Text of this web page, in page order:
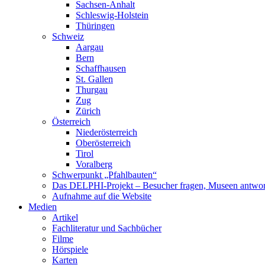
Sachsen-Anhalt
Schleswig-Holstein
Thüringen
Schweiz
Aargau
Bern
Schaffhausen
St. Gallen
Thurgau
Zug
Zürich
Österreich
Niederösterreich
Oberösterreich
Tirol
Voralberg
Schwerpunkt „Pfahlbauten“
Das DELPHI-Projekt – Besucher fragen, Museen
Aufnahme auf die Website
Medien
Artikel
Fachliteratur und Sachbücher
Filme
Hörspiele
Karten